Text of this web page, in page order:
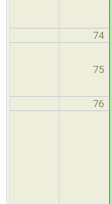
74
75
76